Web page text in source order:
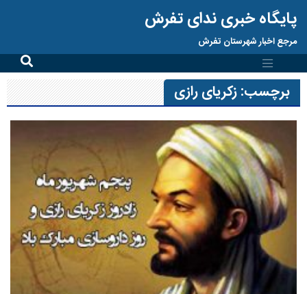
پایگاه خبری ندای تفرش
مرجع اخبار شهرستان تفرش
برچسب:زکریای رازی